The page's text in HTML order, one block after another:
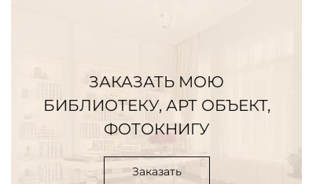
ЗАКАЗАТЬ МОЮ
БИБЛИОТЕКУ, АРТ ОБЪЕКТ,
ФОТОКНИГУ
Заказать